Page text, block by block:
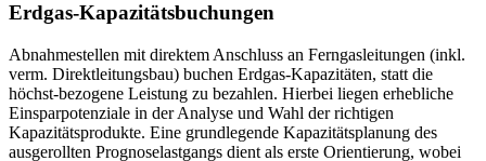
Erdgas-Kapazitätsbuchungen
Abnahmestellen mit direktem Anschluss an Ferngasleitungen (inkl.
verm. Direktleitungsbau) buchen Erdgas-Kapazitäten, statt die
höchst-bezogene Leistung zu bezahlen. Hierbei liegen erhebliche
Einsparpotenziale in der Analyse und Wahl der richtigen
Kapazitätsprodukte. Eine grundlegende Kapazitätsplanung des
ausgerollten Prognoselastgangs dient als erste Orientierung, wobei